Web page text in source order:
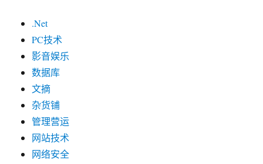
.Net
PC技术
影音娱乐
数据库
文摘
杂货铺
管理营运
网站技术
网络安全